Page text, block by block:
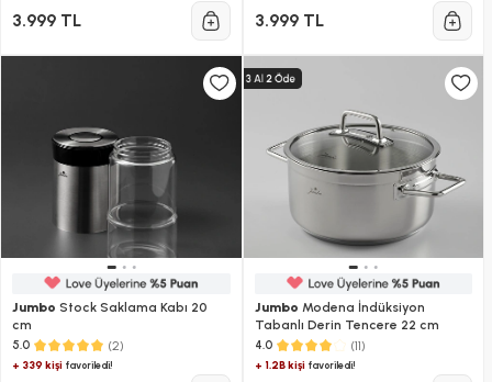
3.999 TL 3.999 TL
Jumbo Stock Saklama Kabı 20
cm
5.0 (2)
+ 339 kişi favoriledi!
Jumbo Modena İndüksiyon
Tabanlı Derin Tencere 22 cm
4.0 (11)
+ 1.2B kişifavoriledi!